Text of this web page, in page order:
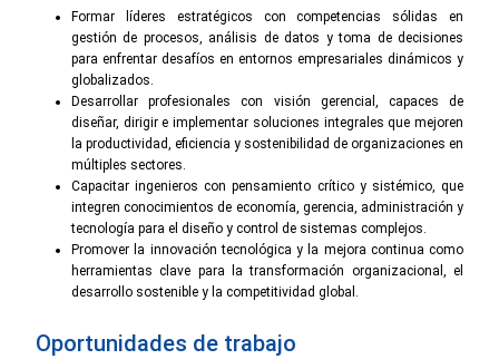
Formar líderes estratégicos con competencias sólidas en
gestión de procesos, análisis de datos y toma de decisiones
para enfrentar desafíos en entornos empresariales dinámicos y
globalizados.
Desarrollar profesionales con visión gerencial, capaces de
diseñar, dirigir e implementar soluciones integrales que mejoren
la productividad, eficiencia y sostenibilidad de organizaciones en
múltiples sectores.
Capacitar ingenieros con pensamiento crítico y sistémico, que
integren conocimientos de economía, gerencia, administración y
tecnología para el diseño y control de sistemas complejos.
Promover la innovación tecnológica y la mejora continua como
herramientas clave para la transformación organizacional, el
desarrollo sostenible y la competitividad global.
Oportunidades de trabajo